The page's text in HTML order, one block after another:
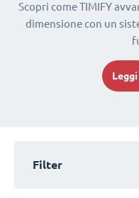
Scopri come TIMIFY
dimensione con un
Filter